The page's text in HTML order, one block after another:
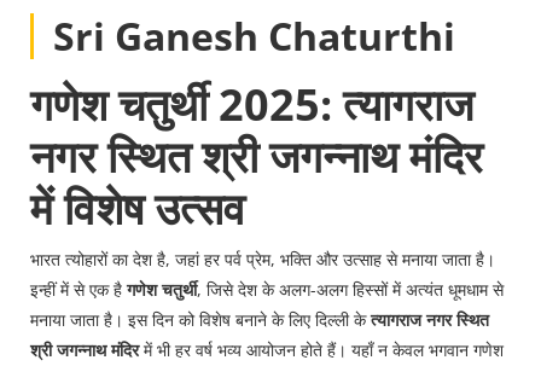
Sri Ganesh Chaturthi
गणेश चतुर्थी 2025: त्यागराज
नगर स्थित श्री जगन्नाथ मंदिर
में विशेष उत्सव
भारत त्योहारों का देश है, जहां हर पर्व प्रेम, भक्ति और उत्साह से मनाया जाता है।
इन्हीं में से एक हैगणेश चतुर्थी, जिसे देश के अलग-अलग हिस्सों में अत्यंत धूमधाम से
मनाया जाता है। इस दिन को विशेष बनाने के लिए दिल्ली केत्यागराज नगर स्थित
श्री जगन्नाथ मंदिरमें भी हर वर्ष भव्य आयोजन होते हैं। यहाँ न केवल भगवान गणेश